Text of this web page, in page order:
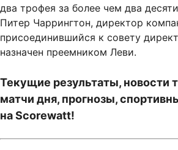
два трофея за более чем два
Питер Чаррингтон, директор
присоединившийся к совету
назначен преемником Леви.
Текущие результаты, новости
матчи дня, прогнозы,
на Scorewatt!